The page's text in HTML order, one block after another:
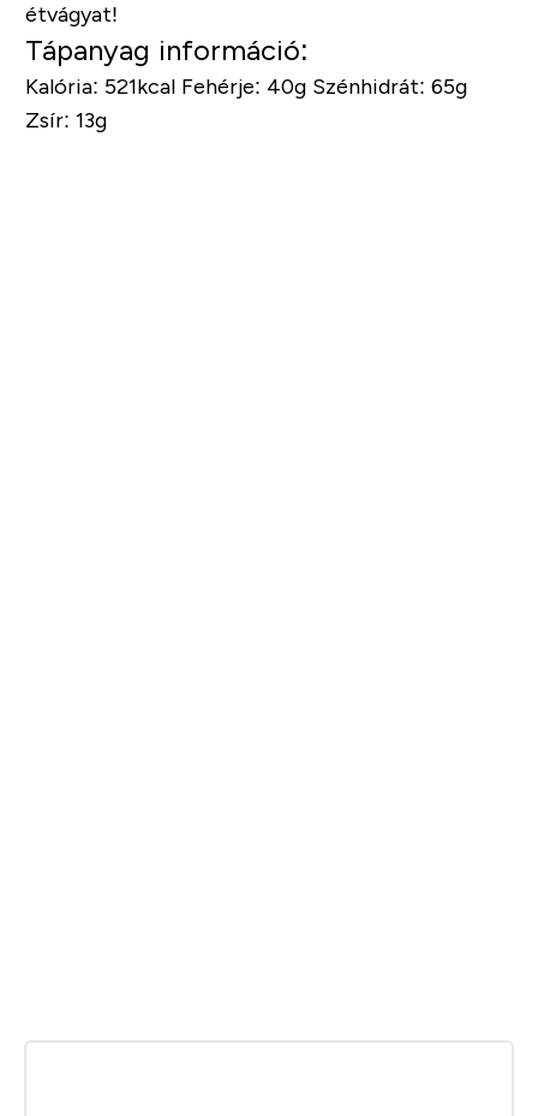
étvágyat!
Tápanyag információ:
Kalória: 521kcalFehérje: 40gSzénhidrát: 65g
Zsír: 13g